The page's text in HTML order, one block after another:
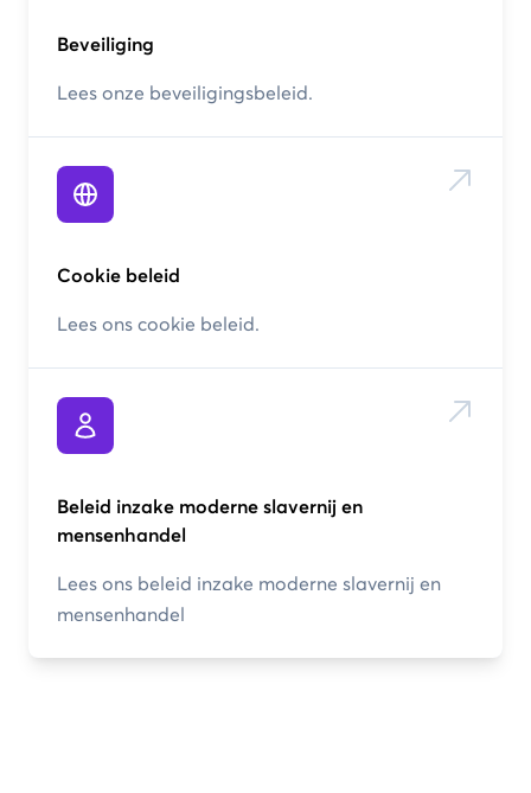
Beveiliging
Lees onze beveiligingsbeleid.
Cookie beleid
Lees ons cookie beleid.
Beleid inzake moderne slavernij en
mensenhandel
Lees ons beleid inzake moderne slavernij en
mensenhandel